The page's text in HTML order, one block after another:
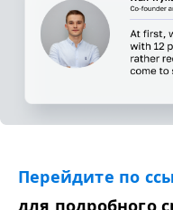
Перейдите по